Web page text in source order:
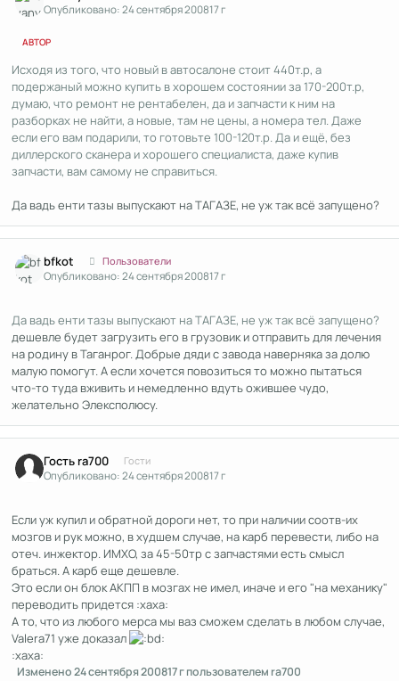
Опубликовано:24 сентября 200817 г
АВТОР
Исходя из того, что новый в автосалоне стоит 440т.р, а
подержаный можно купить в хорошем состоянии за 170-200т.р,
думаю, что ремонт не рентабелен, да и запчасти к ним на
разборках не найти, а новые, там не цены, а номера тел. Даже
если его вам подарили, то готовьте 100-120т.р. Да и ещё, без
диллерского сканера и хорошего специалиста, даже купив
запчасти, вам самому не справиться.
Да вадь енти тазы выпускают на ТАГАЗЕ, не уж так всё запущено?
bfkot Пользователи
Опубликовано:24 сентября 200817 г
Да вадь енти тазы выпускают на ТАГАЗЕ, не уж так всё запущено?
дешевле будет загрузить его в грузовик и отправить для лечения
на родину в Таганрог. Добрые дяди с завода наверняка за долю
малую помогут. А если хочется повозиться то можно пытаться
что-то туда вживить и немедленно вдуть ожившее чудо,
желательно Элексполюсу.
Гость ra700 Гости
Опубликовано:24 сентября 200817 г
Если уж купил и обратной дороги нет, то при наличии соотв-их
мозгов и рук можно, в худшем случае, на карб перевести, либо на
отеч. инжектор. ИМХО, за 45-50тр с запчастями есть смысл
браться. А карб еще дешевле.
Это если он блок АКПП в мозгах не имел, иначе и его "на механику"
переводить придется :xaxa:
А то, что из любого мерса мы ваз сможем сделать в любом случае,
Valera71 уже доказал
:xaxa:
Изменено24 сентября 200817 гпользователем ra700